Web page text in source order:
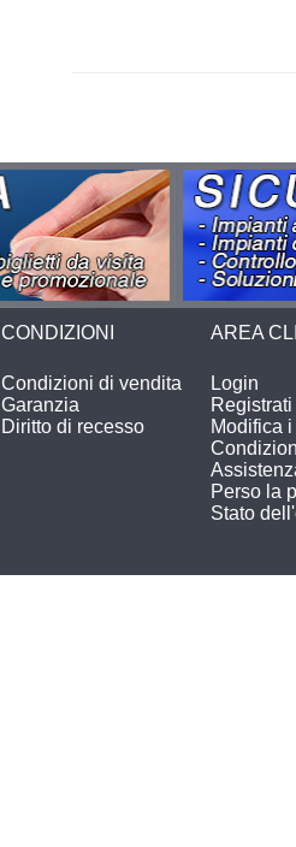
CONDIZIONI
Condizioni di vendita
Garanzia
Diritto di recesso
AREA
Login
Registrati
Modifica
Perso la
Stato